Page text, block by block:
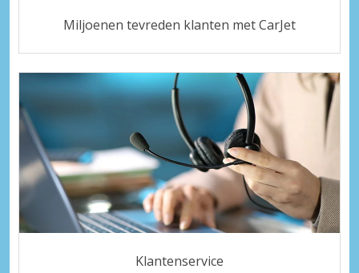
Miljoenen tevreden klanten met CarJet
Klantenservice